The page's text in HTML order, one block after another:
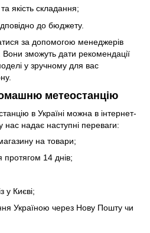
якість складання;
до бюджету.
за допомогою менеджерів
Вони зможуть дати рекомендації
у зручному для вас
метеостанцію
в Україні можна в інтернет-
нас надає наступні переваги:
на товари;
протягом 14 днів;
у Києві;
Україною через Нову Пошту чи